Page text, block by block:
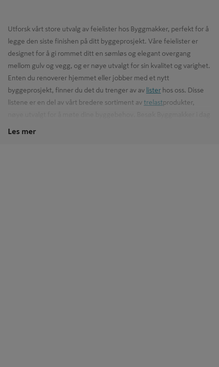
Utforsk vårt store utvalg av feielister hos Byggmakker, perfekt for å
legge den siste finishen på ditt byggeprosjekt. Våre feielister er
designet for å gi rommet ditt en sømløs og elegant overgang
mellom gulv og vegg, og er nøye utvalgt for sin kvalitet og varighet.
Enten du renoverer hjemmet eller jobber med et nytt
byggeprosjekt, finner du det du trenger av av lister hos oss. Disse
listene er en del av vårt bredere sortiment av trelastprodukter,
Les mer